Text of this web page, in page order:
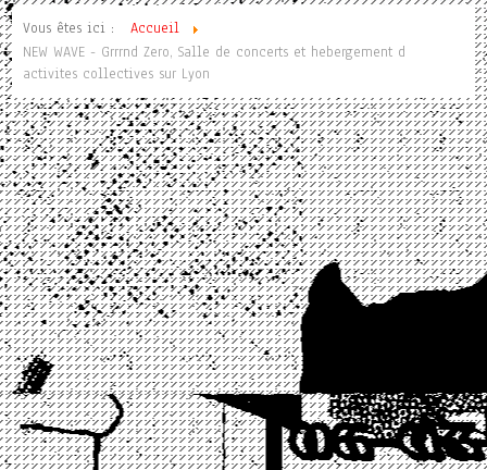
Vous êtes ici :
Accueil
NEW WAVE - Grrrnd Zero, Salle de concerts et hebergement d
activites collectives sur Lyon